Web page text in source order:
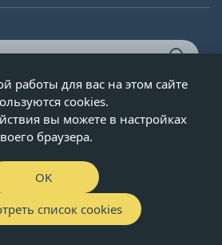
ИНН 5020092947, 1995-2026 г.
работы для вас на этом сайте
cookies.
вы можете в настройках
браузера.
OK
список cookies